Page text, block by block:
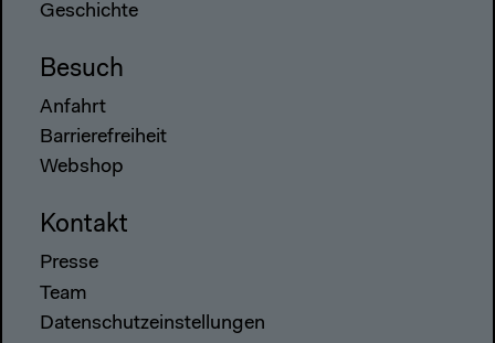
Geschichte
Besuch
Anfahrt
Barrierefreiheit
Webshop
Kontakt
Presse
Team
Datenschutzeinstellungen